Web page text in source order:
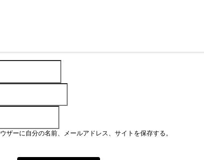
ザーに自分の名前、メールアドレス、サイトを保存する。